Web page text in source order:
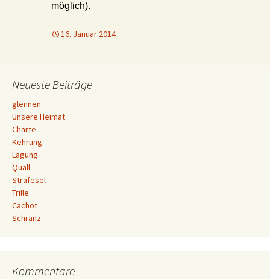
möglich).
16. Januar 2014
Neueste Beiträge
glennen
Unsere Heimat
Charte
Kehrung
Lagung
Quall
Strafesel
Trille
Cachot
Schranz
Kommentare